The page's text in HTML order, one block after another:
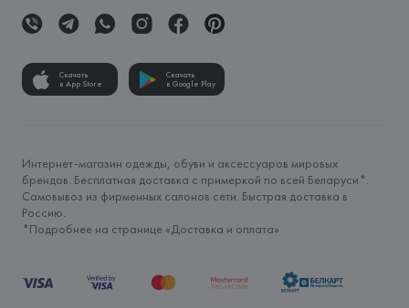
Скачать
в App Store
Скачать
в Google Play
Интернет-магазин одежды, обуви и аксессуаров мировых
брендов. Бесплатная доставка с примеркой по всей Беларуси*.
Самовывоз из фирменных салонов сети. Быстрая доставка в
Россию.
*Подробнее на странице «Доставка и оплата»